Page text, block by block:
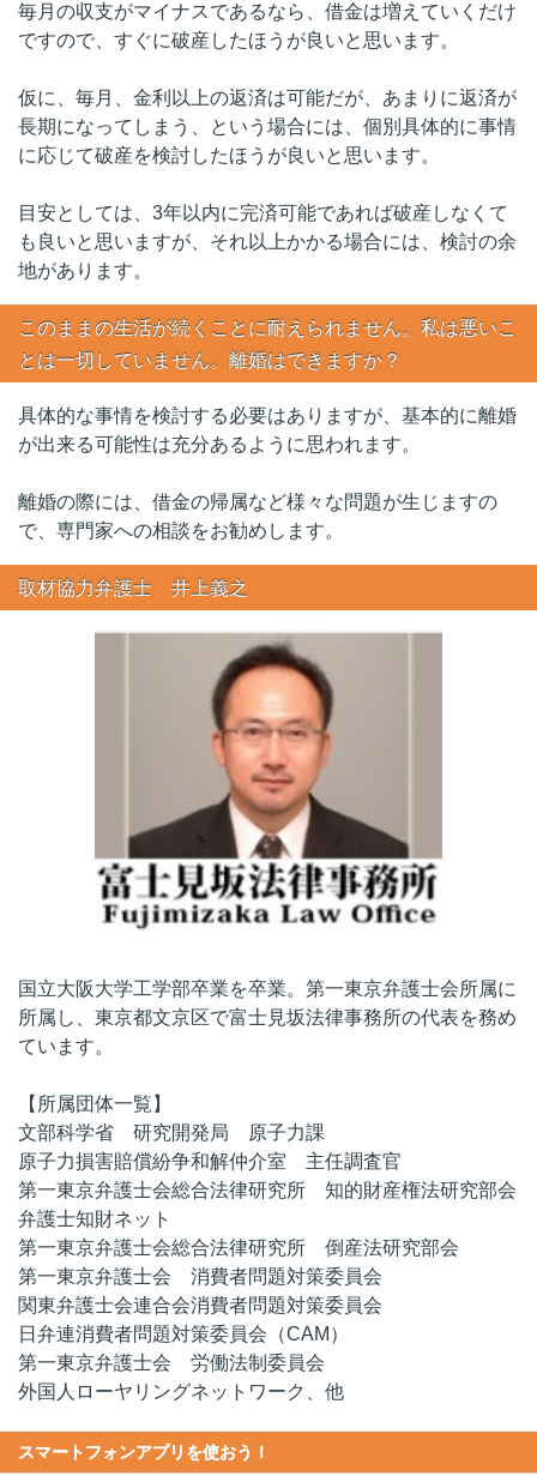
毎月の収支がマイナスであるなら、借金は増えていくだけ
ですので、すぐに破産したほうが良いと思います。
仮に、毎月、金利以上の返済は可能だが、あまりに返済が
長期になってしまう、という場合には、個別具体的に事情
に応じて破産を検討したほうが良いと思います。
目安としては、3年以内に完済可能であれば破産しなくて
も良いと思いますが、それ以上かかる場合には、検討の余
地があります。
このままの生活が続くことに耐えられません。私は悪いこ
とは一切していません。離婚はできますか？
具体的な事情を検討する必要はありますが、基本的に離婚
が出来る可能性は充分あるように思われます。
離婚の際には、借金の帰属など様々な問題が生じますの
で、専門家への相談をお勧めします。
取材協力弁護士 井上義之
国立大阪大学工学部卒業を卒業。第一東京弁護士会所属に
所属し、東京都文京区で富士見坂法律事務所の代表を務め
ています。
【所属団体一覧】
文部科学省 研究開発局 原子力課
原子力損害賠償紛争和解仲介室 主任調査官
第一東京弁護士会総合法律研究所 知的財産権法研究部会
弁護士知財ネット
第一東京弁護士会総合法律研究所 倒産法研究部会
第一東京弁護士会 消費者問題対策委員会
関東弁護士会連合会消費者問題対策委員会
日弁連消費者問題対策委員会（CAM）
第一東京弁護士会 労働法制委員会
外国人ローヤリングネットワーク、他
スマートフォンアプリを使おう！